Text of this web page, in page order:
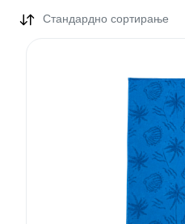
Стандардно сортирање